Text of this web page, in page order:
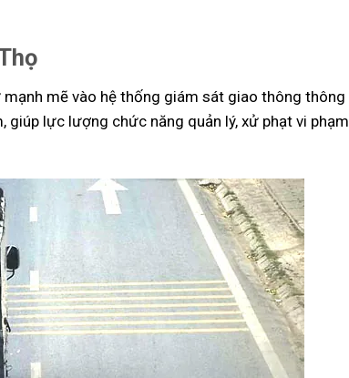
mẽ vào hệ thống giám sát giao thông thông
lực lượng chức năng quản lý, xử phạt vi phạm